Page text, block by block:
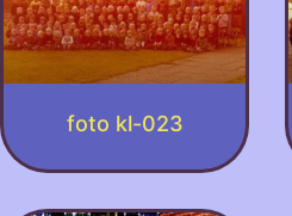
foto kl-023